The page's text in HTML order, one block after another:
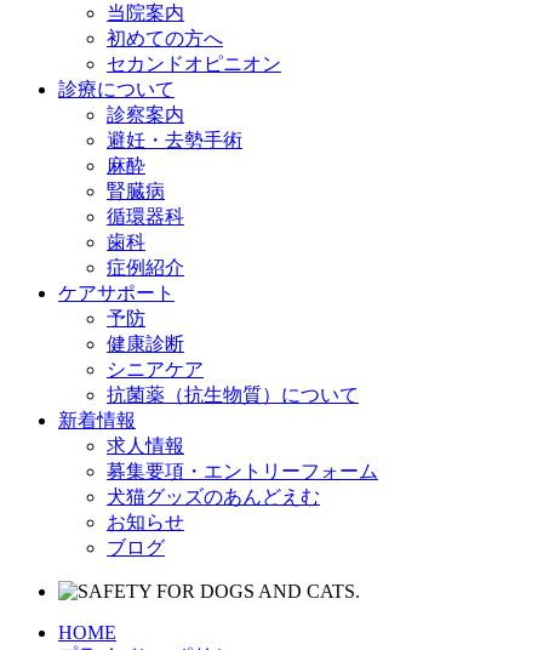
当院案内
初めての方へ
セカンドオピニオン
診療について
診察案内
避妊・去勢手術
麻酔
腎臓病
循環器科
歯科
症例紹介
ケアサポート
予防
健康診断
シニアケア
抗菌薬（抗生物質）について
新着情報
求人情報
募集要項・エントリーフォーム
犬猫グッズのあんどえむ
お知らせ
ブログ
HOME